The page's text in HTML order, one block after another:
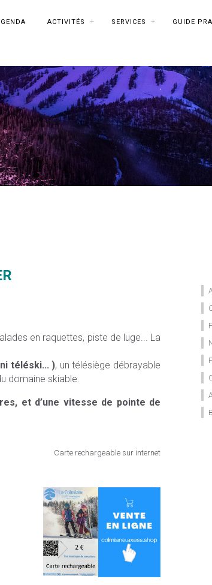
ACTIVITÉS SERVICES GUIDE
en raquettes, piste de luge... La
téléski... ), un télésiège débrayable
domaine skiable.
et d’une vitesse de pointe de
Carte rechargeable sur internet